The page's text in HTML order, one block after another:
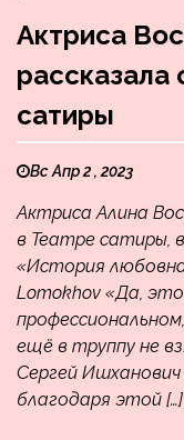
Актриса
рассказала
сатиры
Вс Апр 2 , 2023
Актриса Алина
в Театре сатиры,
«История
Lomokhov «Да,
ещё в труппу не
Сергей
благодаря этой […]